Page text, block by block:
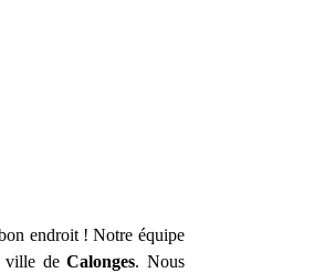
endroit ! Notre équipe
ville deCalonges. Nous